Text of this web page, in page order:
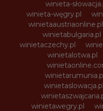
winieta-
winieta-węgry.pl
winietaaustriaonline.pl
winietabulgaria.pl
winietaczechy.pl
winietalotwa.pl
winietaslowacja.pl
winietawegry.pl